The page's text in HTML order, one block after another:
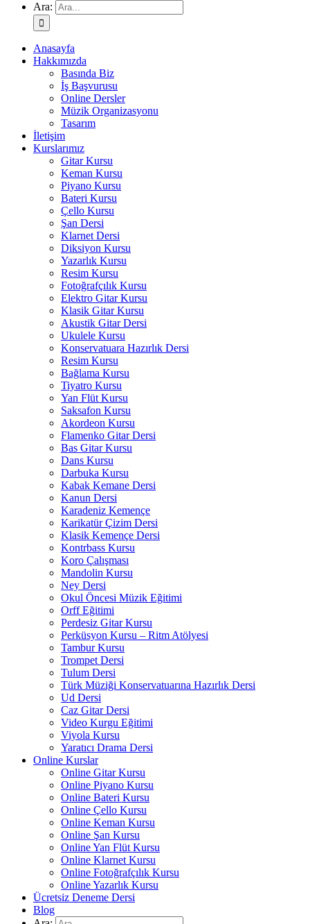
Ara:
Anasayfa
Hakkımızda
Basında Biz
İş Başvurusu
Online Dersler
Müzik Organizasyonu
Tasarım
İletişim
Kurslarımız
Gitar Kursu
Keman Kursu
Piyano Kursu
Bateri Kursu
Çello Kursu
Şan Dersi
Klarnet Dersi
Diksiyon Kursu
Yazarlık Kursu
Resim Kursu
Fotoğrafçılık Kursu
Elektro Gitar Kursu
Klasik Gitar Kursu
Akustik Gitar Dersi
Ukulele Kursu
Konservatuara Hazırlık Dersi
Resim Kursu
Bağlama Kursu
Tiyatro Kursu
Yan Flüt Kursu
Saksafon Kursu
Akordeon Kursu
Flamenko Gitar Dersi
Bas Gitar Kursu
Dans Kursu
Darbuka Kursu
Kabak Kemane Dersi
Kanun Dersi
Karadeniz Kemençe
Karikatür Çizim Dersi
Klasik Kemençe Dersi
Kontrbass Kursu
Koro Çalışması
Mandolin Kursu
Ney Dersi
Okul Öncesi Müzik Eğitimi
Orff Eğitimi
Perdesiz Gitar Kursu
Perküsyon Kursu – Ritm Atölyesi
Tambur Kursu
Trompet Dersi
Tulum Dersi
Türk Müziği Konservatuarına Hazırlık Dersi
Ud Dersi
Caz Gitar Dersi
Video Kurgu Eğitimi
Viyola Kursu
Yaratıcı Drama Dersi
Online Kurslar
Online Gitar Kursu
Online Piyano Kursu
Online Bateri Kursu
Online Çello Kursu
Online Keman Kursu
Online Şan Kursu
Online Yan Flüt Kursu
Online Klarnet Kursu
Online Fotoğrafçılık Kursu
Online Yazarlık Kursu
Ücretsiz Deneme Dersi
Blog